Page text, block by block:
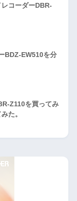
コーダーDBR-
BDZ-EW510を分
Z110を買ってみ
た。